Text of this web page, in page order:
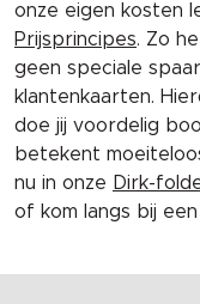
onze eigen kosten
Prijsprincipes. Zo
geen speciale
klantenkaarten.
doe jij voordelig
betekent
nu in onze Dirk-
of kom langs bij een